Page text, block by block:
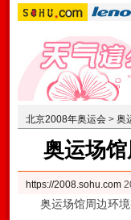
北京2008年奥运会 > 奥
奥运场
https://2008.sohu.com
奥运场馆周边环